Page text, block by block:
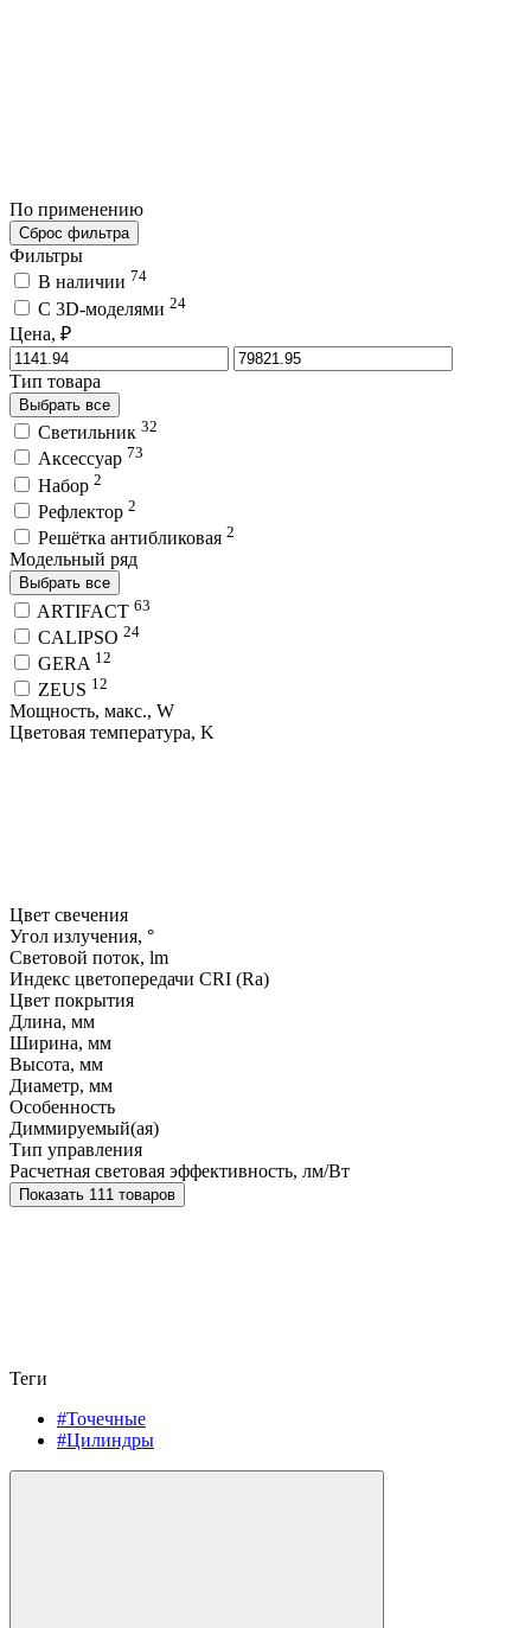
По применению
Сброс фильтра
Фильтры
В наличии 74
C 3D-моделями 24
Цена, ₽
Тип товара
Выбрать все
Светильник 32
Аксессуар 73
Набор 2
Рефлектор 2
Решётка антибликовая 2
Модельный ряд
Выбрать все
ARTIFACT 63
CALIPSO 24
GERA 12
ZEUS 12
Мощность, макс., W
Цветовая температура, K
Цвет свечения
Угол излучения, °
Световой поток, lm
Индекс цветопередачи CRI (Ra)
Цвет покрытия
Длина, мм
Ширина, мм
Высота, мм
Диаметр, мм
Особенность
Диммируемый(ая)
Тип управления
Расчетная световая эффективность, лм/Вт
Показать 111 товаров
Теги
#Точечные
#Цилиндры